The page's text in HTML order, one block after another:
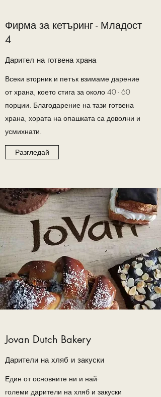
Фирма за кетъринг - Младост
4
Дарител на готвена храна
Всеки вторник и петък взимаме дарение
от храна, което стига за около 40 - 60
порции. Благодарение на тази готвена
храна, хората на опашката са доволни и
усмихнати.
Разгледай
Jovan Dutch Bakery
Дарители на хляб и закуски
Един отосновните ни и най-
големи дарители на хляб и закуски